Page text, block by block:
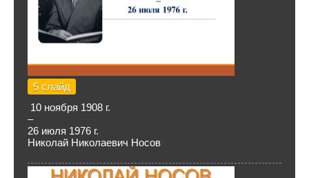
5 слайд
10 ноября 1908 г.
–
26 июля 1976 г.
Николай Николаевич Носов